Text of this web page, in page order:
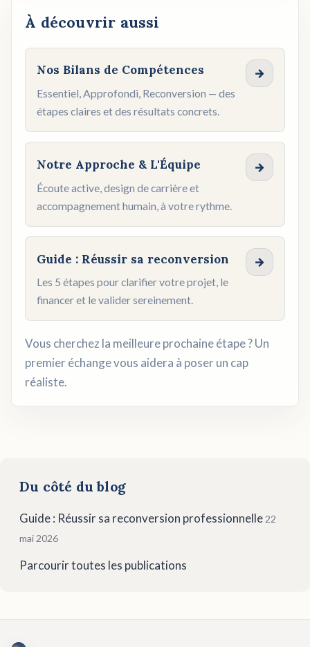
À découvrir aussi
Nos Bilans de Compétences
Essentiel, Approfondi, Reconversion — des
étapes claires et des résultats concrets.
→
Notre Approche & L'Équipe
Écoute active, design de carrière et
accompagnement humain, à votre rythme.
→
Guide : Réussir sa reconversion
Les 5 étapes pour clarifier votre projet, le
financer et le valider sereinement.
→
Vous cherchez la meilleure prochaine étape ? Un
premier échange vous aidera à poser un cap
réaliste.
Du côté du blog
Guide : Réussir sa reconversion professionnelle 22
mai 2026
Parcourir toutes les publications